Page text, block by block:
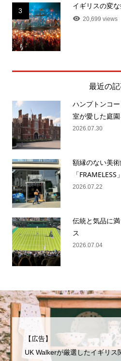
3
イギリスの変
20,699 views
最近の
ハンプトンコ
室が愛した庭
2026.07.30
額縁のない美
「FRAMELESS」
2026.07.22
伝統と気品に
ス
2026.07.04
【広告】
UK Walkerが厳選したイギリス